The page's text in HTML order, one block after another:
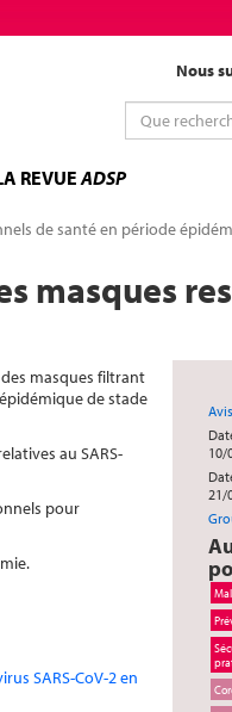
Nous
REVUEADSP
de santé en période
masques
Avis
10/
21/
masques filtrant
de stade
au SARS-
pour
SARS-CoV-2 en